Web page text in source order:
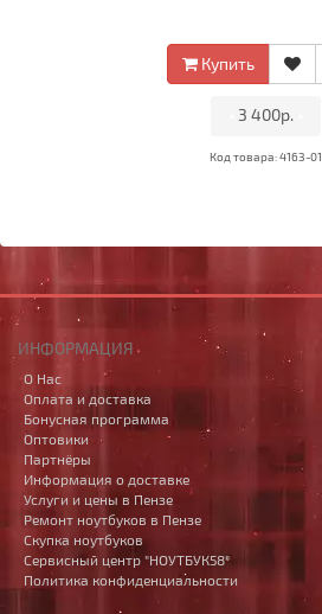
Купить
3 400р.
Код товара: 4163-01
ИНФОРМАЦИЯ
О Нас
Оплата и доставка
Бонусная программа
Оптовики
Партнёры
Информация о доставке
Услуги и цены в Пензе
Ремонт ноутбуков в Пензе
Скупка ноутбуков
Сервисный центр "НОУТБУК58"
Политика конфиденциальности